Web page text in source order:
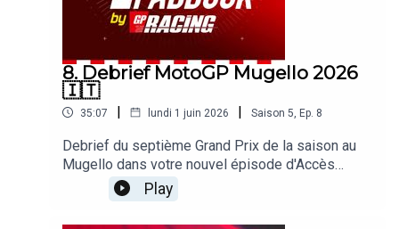
8. Debrief MotoGP Mugello 2026
🇮🇹
35:07 | lundi 1 juin 2026 | Saison 5 Ep. 8
Debrief du septième Grand Prix de la saison au
Mugello dans votre nouvel épisode d'Accès
Paddock grâce nos reporters sur les Grands Prix
Michel Turco et Alexis Delisse. Avec une large
Play